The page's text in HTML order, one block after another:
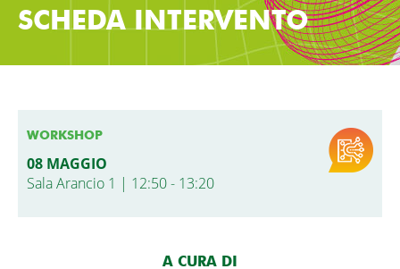
SCHEDA INTERVENTO
WORKSHOP
08 MAGGIO
Sala Arancio 1 | 12:50 - 13:20
A CURA DI